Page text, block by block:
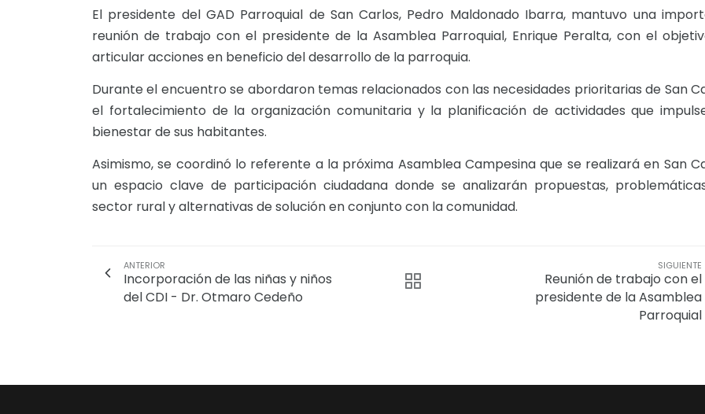
El presidente del GAD Parroquial de San Carlos, Pedro Maldonado Ibarra, mantuvo una
reunión de trabajo con el presidente de la Asamblea Parroquial, Enrique Peralta, con el
articular acciones en beneficio del desarrollo de la parroquia.
Durante el encuentro se abordaron temas relacionados con las necesidades prioritarias de San
el fortalecimiento de la organización comunitaria y la planificación de actividades que
bienestar de sus habitantes.
Asimismo, se coordinó lo referente a la próxima Asamblea Campesina que se realizará en San
un espacio clave de participación ciudadana donde se analizarán propuestas,
sector rural y alternativas de solución en conjunto con la comunidad.
ANTERIOR
Incorporación de las niñas y niños
del CDI - Dr. Otmaro Cedeño
SIGUIENTE
Reunión de trabajo con el
presidente de la Asamblea
Parroquial